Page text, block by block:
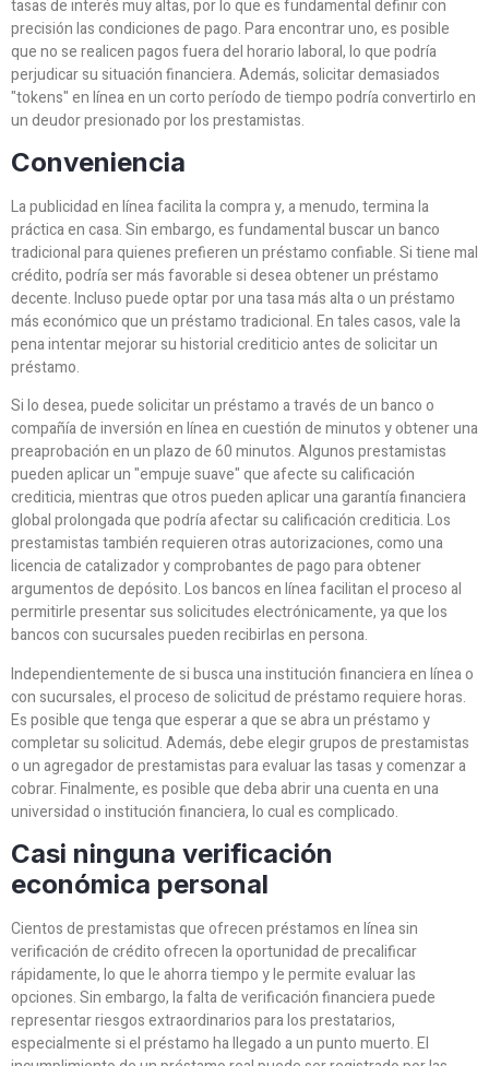
tasas de interés muy altas, por lo que es fundamental definir con
precisión las condiciones de pago. Para encontrar uno, es posible
que no se realicen pagos fuera del horario laboral, lo que podría
perjudicar su situación financiera. Además, solicitar demasiados
"tokens" en línea en un corto período de tiempo podría convertirlo en
un deudor presionado por los prestamistas.
Conveniencia
La publicidad en línea facilita la compra y, a menudo, termina la
práctica en casa. Sin embargo, es fundamental buscar un banco
tradicional para quienes prefieren un préstamo confiable. Si tiene mal
crédito, podría ser más favorable si desea obtener un préstamo
decente. Incluso puede optar por una tasa más alta o un préstamo
más económico que un préstamo tradicional. En tales casos, vale la
pena intentar mejorar su historial crediticio antes de solicitar un
préstamo.
Si lo desea, puede solicitar un préstamo a través de un banco o
compañía de inversión en línea en cuestión de minutos y obtener una
preaprobación en un plazo de 60 minutos. Algunos prestamistas
pueden aplicar un "empuje suave" que afecte su calificación
crediticia, mientras que otros pueden aplicar una garantía financiera
global prolongada que podría afectar su calificación crediticia. Los
prestamistas también requieren otras autorizaciones, como una
licencia de catalizador y comprobantes de pago para obtener
argumentos de depósito. Los bancos en línea facilitan el proceso al
permitirle presentar sus solicitudes electrónicamente, ya que los
bancos con sucursales pueden recibirlas en persona.
Independientemente de si busca una institución financiera en línea o
con sucursales, el proceso de solicitud de préstamo requiere horas.
Es posible que tenga que esperar a que se abra un préstamo y
completar su solicitud. Además, debe elegir grupos de prestamistas
o un agregador de prestamistas para evaluar las tasas y comenzar a
cobrar. Finalmente, es posible que deba abrir una cuenta en una
universidad o institución financiera, lo cual es complicado.
Casi ninguna verificación
económica personal
Cientos de prestamistas que ofrecen préstamos en línea sin
verificación de crédito ofrecen la oportunidad de precalificar
rápidamente, lo que le ahorra tiempo y le permite evaluar las
opciones. Sin embargo, la falta de verificación financiera puede
representar riesgos extraordinarios para los prestatarios,
especialmente si el préstamo ha llegado a un punto muerto. El